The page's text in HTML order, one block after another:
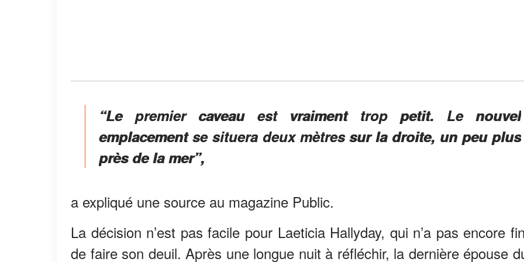
“Le premier caveau est vraiment trop petit. Le nouvel
emplacement se situera deux mètres sur la droite, un peu plus
près de la mer”,
a expliqué une source au magazine Public.
La décision n’est pas facile pour Laeticia Hallyday, qui n’a pas encore
de faire son deuil. Après une longue nuit à réfléchir, la dernière épouse